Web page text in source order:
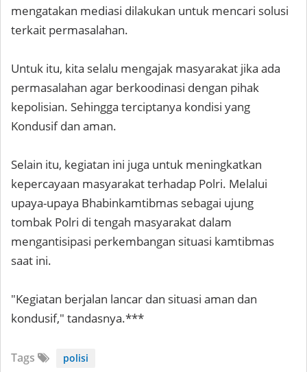
mengatakan mediasi dilakukan untuk mencari solusi
terkait permasalahan.
Untuk itu, kita selalu mengajak masyarakat jika ada
permasalahan agar berkoodinasi dengan pihak
kepolisian. Sehingga terciptanya kondisi yang
Kondusif dan aman.
Selain itu, kegiatan ini juga untuk meningkatkan
kepercayaan masyarakat terhadap Polri. Melalui
upaya-upaya Bhabinkamtibmas sebagai ujung
tombak Polri di tengah masyarakat dalam
mengantisipasi perkembangan situasi kamtibmas
saat ini.
"Kegiatan berjalan lancar dan situasi aman dan
kondusif," tandasnya.***
Tags polisi